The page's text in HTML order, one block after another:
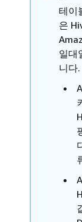
테이
은
일대
니다.